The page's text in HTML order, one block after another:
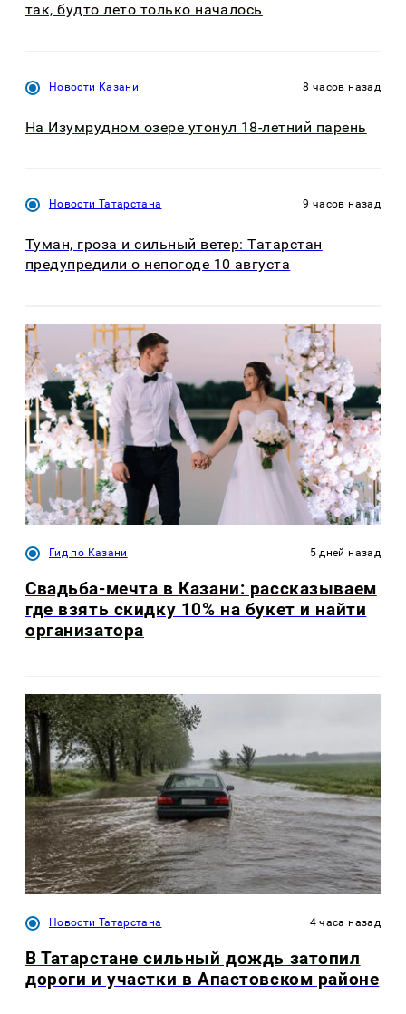
так, будто лето только началось
Новости Казани 8 часов назад
На Изумрудном озере утонул 18-летний парень
Новости Татарстана 9 часов назад
Туман, гроза и сильный ветер: Татарстан
предупредили о непогоде 10 августа
Гид по Казани 5 дней назад
Свадьба-мечта в Казани: рассказываем
где взять скидку 10% на букет и найти
организатора
Новости Татарстана 4 часа назад
В Татарстане сильный дождь затопил
дороги и участки в Апастовском районе